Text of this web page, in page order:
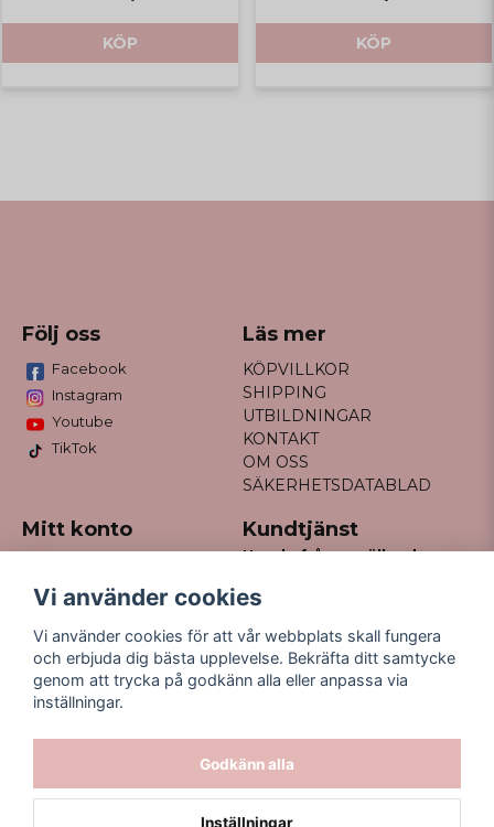
KÖP KÖP
Följ oss
Facebook
Instagram
Youtube
TikTok
Läs mer
KÖPVILLKOR
SHIPPING
UTBILDNINGAR
KONTAKT
OM OSS
SÄKERHETSDATABLAD
Mitt konto
Registrera dig
Glömt lösenord?
Kundtjänst
Har du frågor gällande
kontakt@missfancy.se
Vi använder cookies
Vi använder cookies för att vår webbplats skall fungera
och erbjuda dig bästa upplevelse. Bekräfta ditt samtycke
genom att trycka på godkänn alla eller anpassa via
inställningar.
Godkänn alla
Inställningar